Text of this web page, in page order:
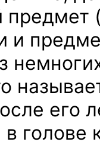
и
его
голове